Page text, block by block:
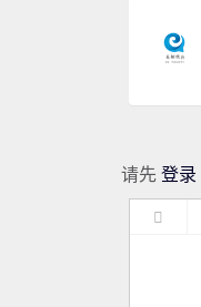
请先登录